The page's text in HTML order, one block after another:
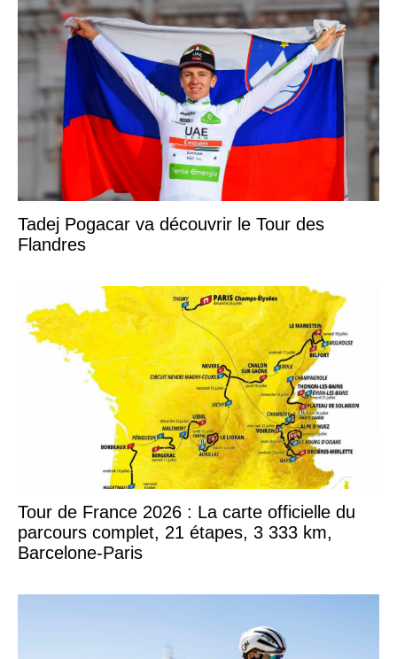
Tadej Pogacar va découvrir le Tour des
Flandres
Tour de France 2026 : La carte officielle du
parcours complet, 21 étapes, 3 333 km,
Barcelone-Paris